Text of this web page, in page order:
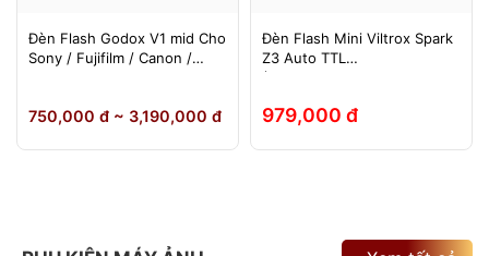
Đèn Flash Godox V1 mid Cho
Sony / Fujifilm / Canon /
750,000 đ ~ 3,190,000 đ
Đèn Flash Mini Viltrox Spark
Z3 Auto TTL
(Fuji/Sony/Canon/Nikon)
979,000 đ